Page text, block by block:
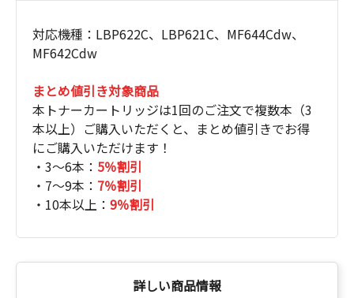
対応機種：LBP622C、LBP621C、MF644Cdw、
MF642Cdw
まとめ値引き対象商品
本トナーカートリッジは1回のご注文で複数本（3
本以上）ご購入いただくと、まとめ値引きでお得
にご購入いただけます！
・3～6本： 5％割引
・7～9本： 7％割引
・10本以上： 9％割引
詳しい商品情報